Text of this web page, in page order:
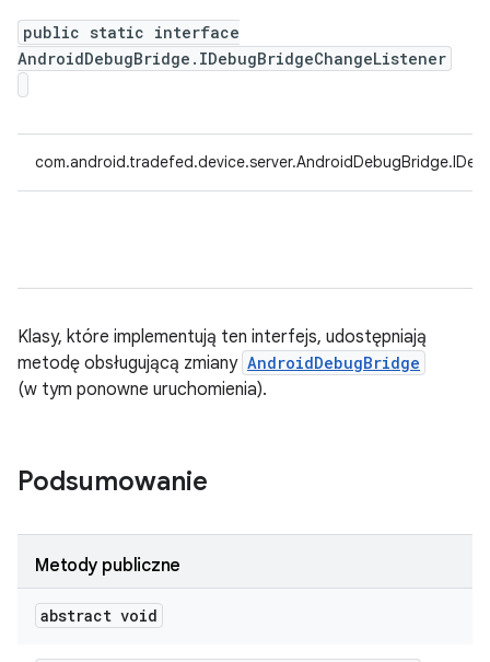
public static interface
AndroidDebugBridge.IDebugBridgeChangeListener
Klasy, które implementują ten interfejs, udostępniają
metodę obsługującą zmiany AndroidDebugBridge
(w tym ponowne uruchomienia).
Podsumowanie
Metody publiczne
abstract void